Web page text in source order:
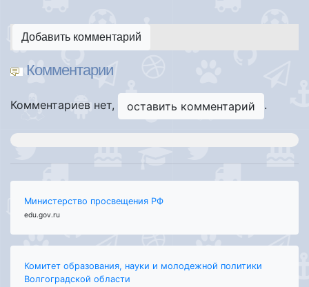
Добавить комментарий
Комментарии
Комментариев нет, оставить комментарий .
Министерство просвещения РФ
edu.gov.ru
Комитет образования, науки и молодежной политики
Волгоградской области